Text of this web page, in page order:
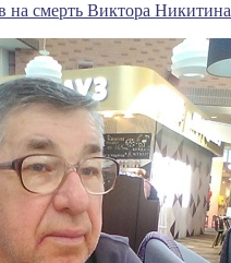
смерть Виктора Никитина